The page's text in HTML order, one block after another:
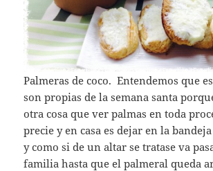
Palmeras de coco. Entendemos que
son propias de la semana santa
otra cosa que ver palmas en toda
precie y en casa es dejar en la
y como si de un altar se tratase va
familia hasta que el palmeral queda